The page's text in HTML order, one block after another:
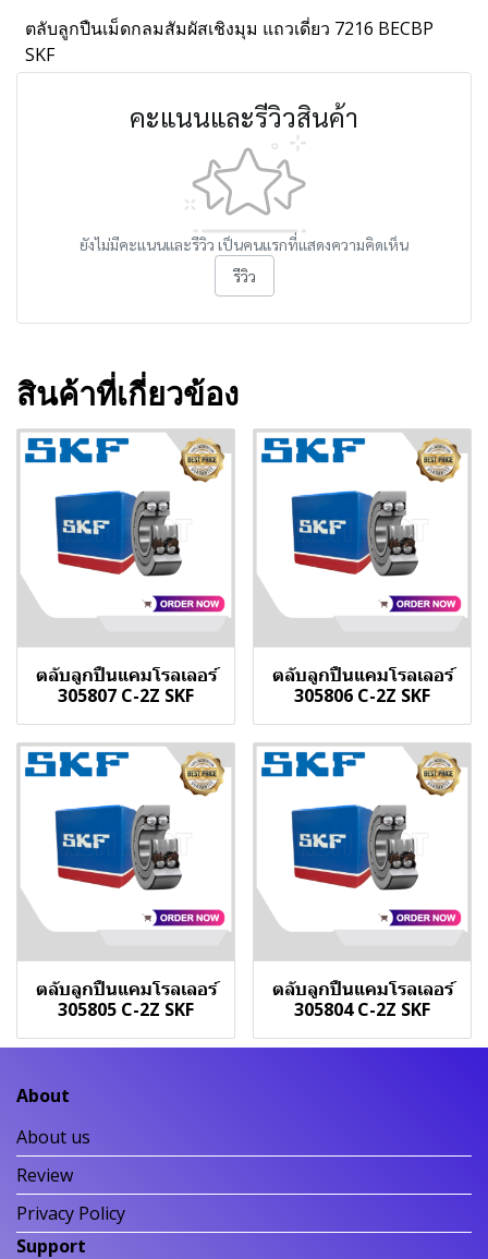
ตลับลูกปืนเม็ดกลมสัมผัสเชิงมุม แถวเดี่ยว 7216 BECBP
SKF
คะแนนและรีวิวสินค้า
ยังไม่มีคะแนนและรีวิว เป็นคนแรกที่แสดงความคิดเห็น
รีวิว
สินค้าที่เกี่ยวข้อง
ตลับลูกปืนแคมโรลเลอร์
305807 C-2Z SKF
ตลับลูกปืนแคมโรลเลอร์
305806 C-2Z SKF
ตลับลูกปืนแคมโรลเลอร์
305805 C-2Z SKF
ตลับลูกปืนแคมโรลเลอร์
305804 C-2Z SKF
About
About us
Review
Privacy Policy
Support